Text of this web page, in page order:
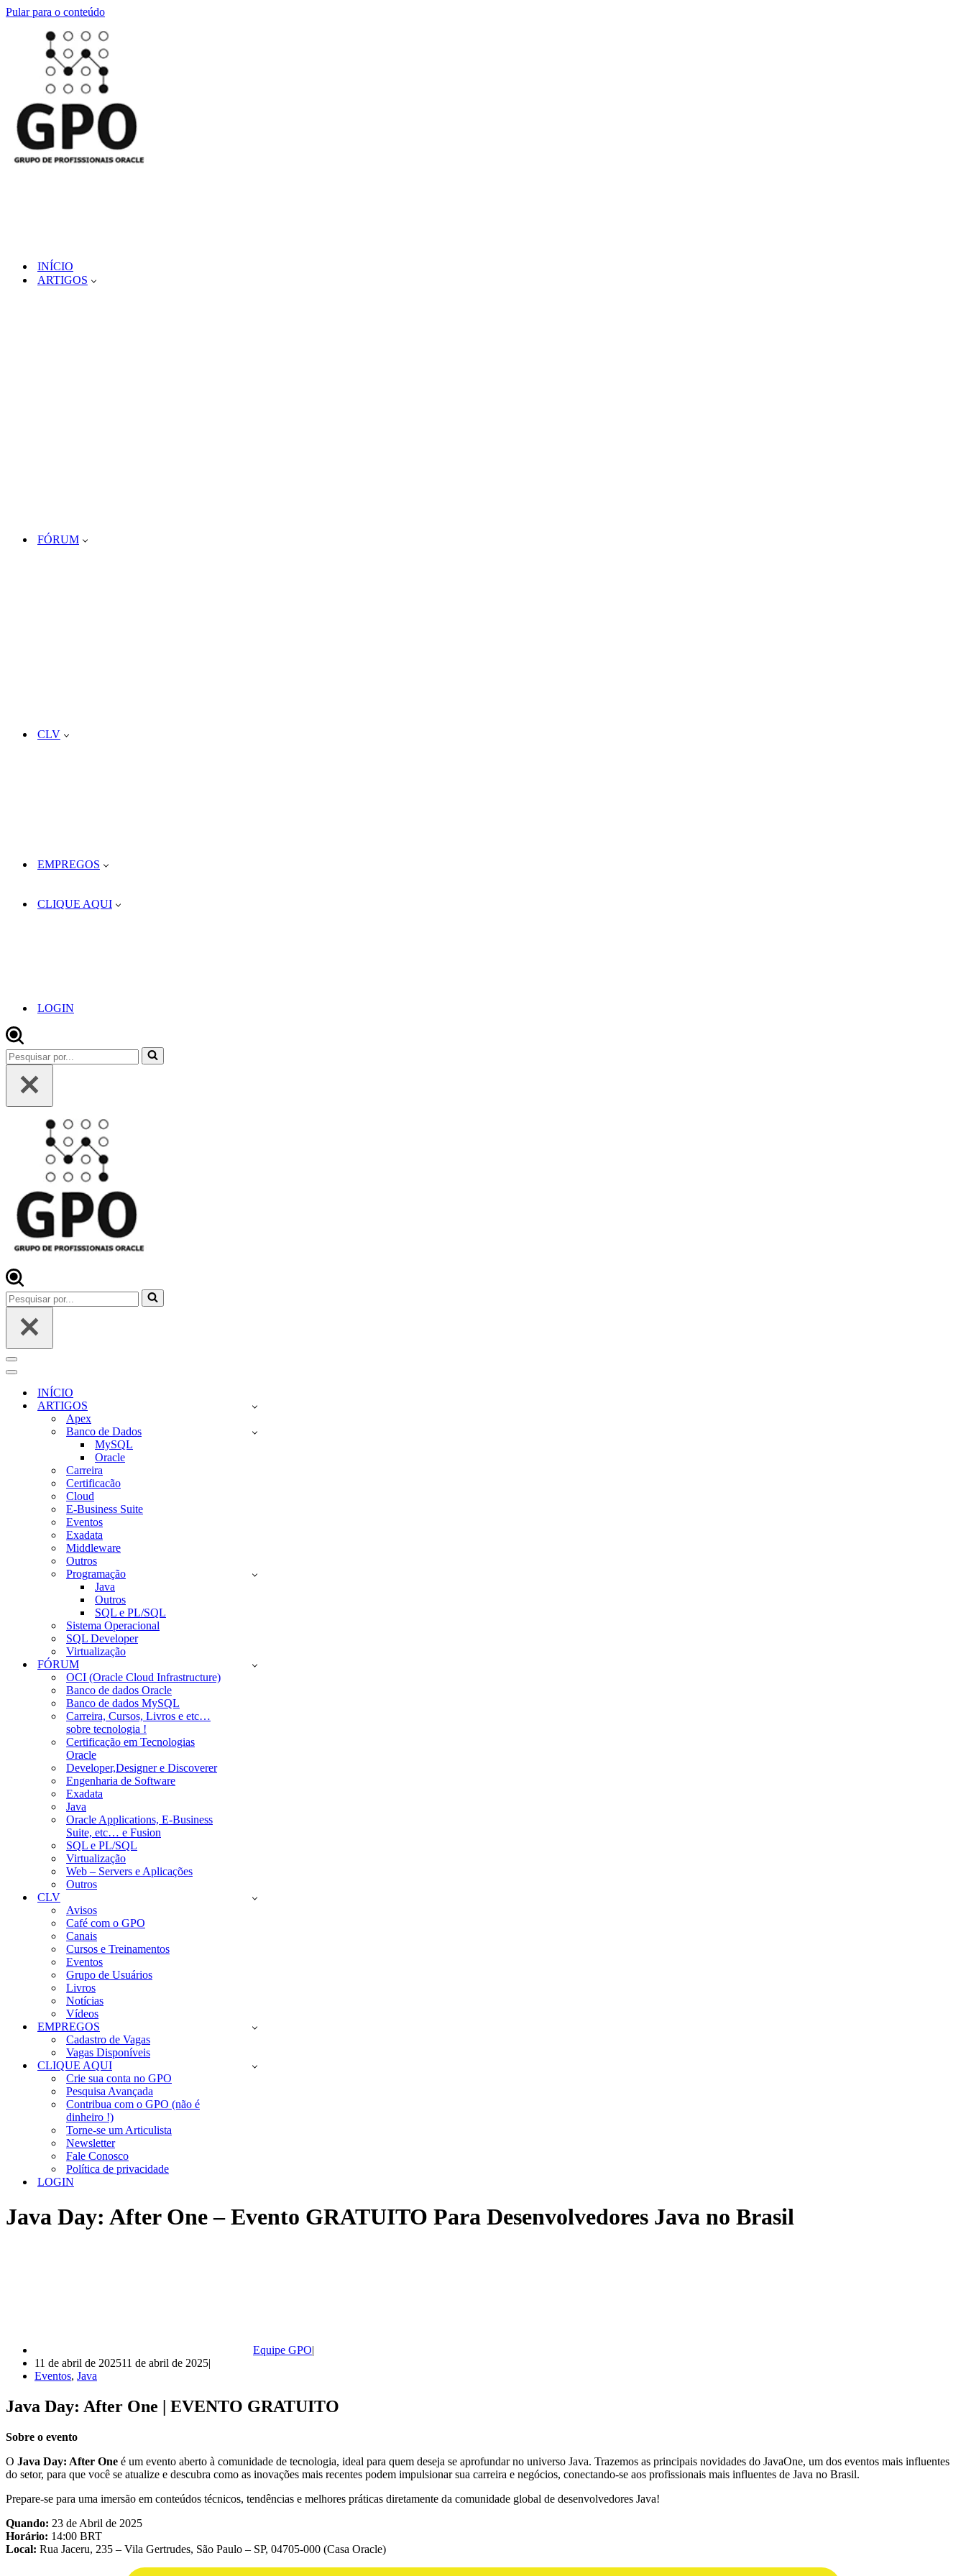
Pular para o conteúdo
INÍCIO
ARTIGOS
FÓRUM
CLV
EMPREGOS
CLIQUE AQUI
LOGIN
Pesquisar
por...
Pesquisar
por...
Menu
de
navegação
Menu
navegaçãoINÍCIO
ARTIGOS
Apex
Banco de Dados
MySQL
Oracle
Carreira
Certificacão
Cloud
E-Business Suite
Eventos
Exadata
Middleware
Outros
Programação
Java
Outros
SQL e PL/SQL
Sistema Operacional
SQL Developer
Virtualização
FÓRUM
OCI (Oracle Cloud Infrastructure)
Banco de dados Oracle
Banco de dados MySQL
Carreira, Cursos, Livros e etc…
sobre tecnologia !
Certificação em Tecnologias
Oracle
Developer,Designer e Discoverer
Engenharia de Software
Exadata
Java
Oracle Applications, E-Business
Suite, etc… e Fusion
SQL e PL/SQL
Virtualização
Web – Servers e Aplicações
Outros
CLV
Avisos
Café com o GPO
Canais
Cursos e Treinamentos
Eventos
Grupo de Usuários
Livros
Notícias
Vídeos
EMPREGOS
Cadastro de Vagas
Vagas Disponíveis
CLIQUE AQUI
Crie sua conta no GPO
Pesquisa Avançada
Contribua com o GPO (não é
dinheiro !)
Torne-se um Articulista
Newsletter
Fale Conosco
Política de privacidade
LOGIN
Java Day: After One – Evento GRATUITO Para Desenvolvedores Java no Brasil
Equipe GPO
11 de abril de 202511 de abril de 2025
Eventos, Java
Java Day: After One | EVENTO GRATUITO
Sobre o evento
O Java Day: After One é um evento aberto à comunidade de tecnologia, ideal para quem deseja se aprofundar no universo Java. Trazemos as principais novidades do JavaOne, um dos eventos mais influentes
do setor, para que você se atualize e descubra como as inovações mais recentes podem impulsionar sua carreira e negócios, conectando-se aos profissionais mais influentes de Java no Brasil.
Prepare-se para uma imersão em conteúdos técnicos, tendências e melhores práticas diretamente da comunidade global de desenvolvedores Java!
Quando: 23 de Abril de 2025
Horário: 14:00 BRT
Local: Rua Jaceru, 235 – Vila Gertrudes, São Paulo – SP, 04705-000 (Casa Oracle)